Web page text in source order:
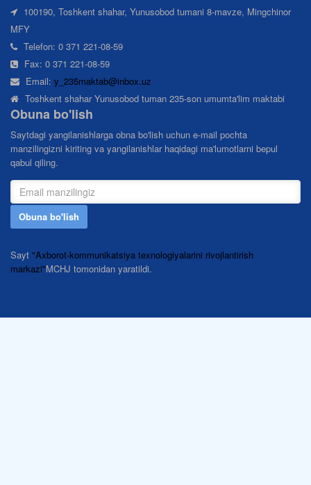
100190, Toshkent shahar, Yunusobod tumani 8-mavze, Mingchinor
MFY
Telefon: 0 371 221-08-59
Fax: 0 371 221-08-59
Email:y_235maktab@inbox.uz
Toshkent shahar Yunusobod tuman 235-son umumta'lim maktabi
Obuna bo'lish
Saytdagi yangilanishlarga obna bo'lish uchun e-mail pochta
manzilingizni kiriting va yangilanishlar haqidagi ma'lumotlarni bepul
qabul qiling.
Obuna bo'lish
Sayt "Axborot-kommunikatsiya texnologiyalarini rivojlantirish
markazi"MCHJ tomonidan yaratildi.